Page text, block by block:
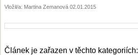
Vložil/a: Martina Zemanová 02.01.2015
Článek je zařazen v těchto kategoriích: